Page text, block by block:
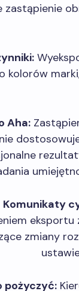
zastąpienie
kolorów
Aha:
Komunikaty
eksportu
zmiany
pożyczyć: